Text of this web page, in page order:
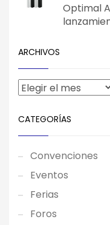
Optimal
ARCHIVOS
CATEGORÍAS
Convenciones
Eventos
Ferias
Foros